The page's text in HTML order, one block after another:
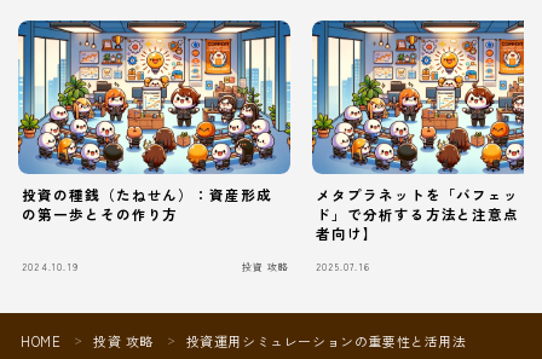
Follow Me
投資の種銭（たねせん）：資産形成
の第一歩とその作り方
2024.10.19 投資 攻略
メタプラネットを「バフェット
ド」で分析する方法と注意点【
者向け】
2025.07.16
HOME ＞ 投資 攻略 ＞ 投資運用シミュレーションの重要性と活用法